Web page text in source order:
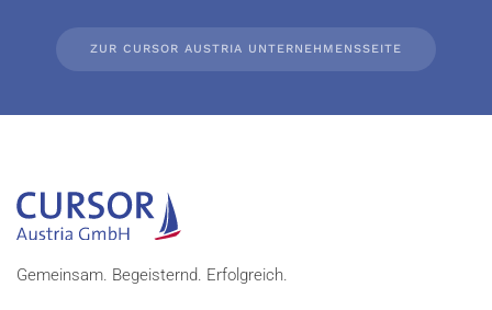
ZUR CURSOR AUSTRIA UNTERNEHMENSSEITE
Gemeinsam. Begeisternd. Erfolgreich.